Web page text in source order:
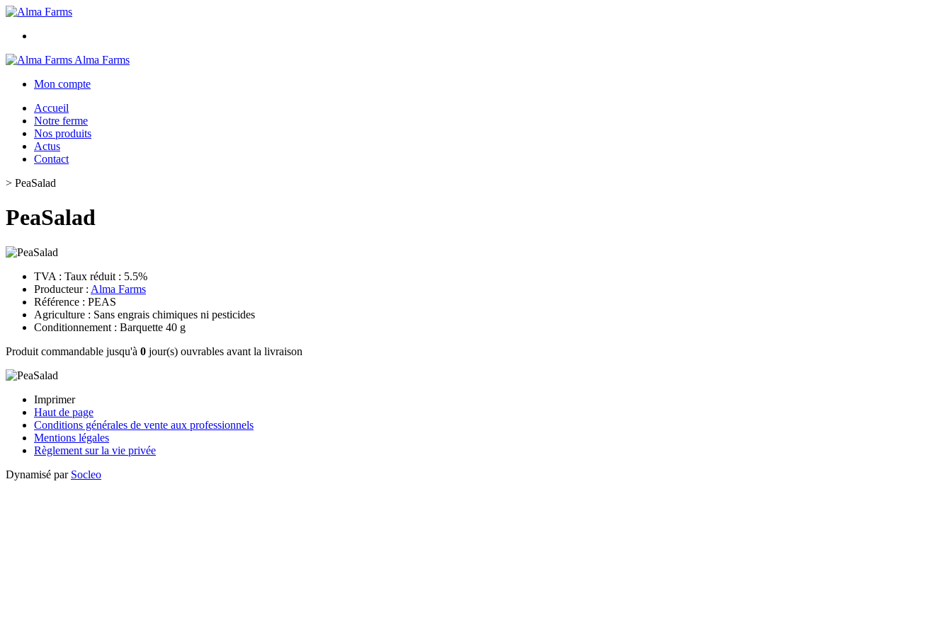
Alma Farms
Mon compte
Accueil
Notre ferme
Nos produits
Actus
Contact
> PeaSalad
PeaSalad
TVA : Taux réduit : 5.5%
Producteur : Alma Farms
Référence : PEAS
Agriculture : Sans engrais chimiques ni pesticides
Conditionnement : Barquette 40 g
Produit commandable jusqu'à 0 jour(s) ouvrables avant la livraison
Imprimer
Haut de page
Conditions générales de vente aux professionnels
Mentions légales
Règlement sur la vie privée
Dynamisé par Socleo